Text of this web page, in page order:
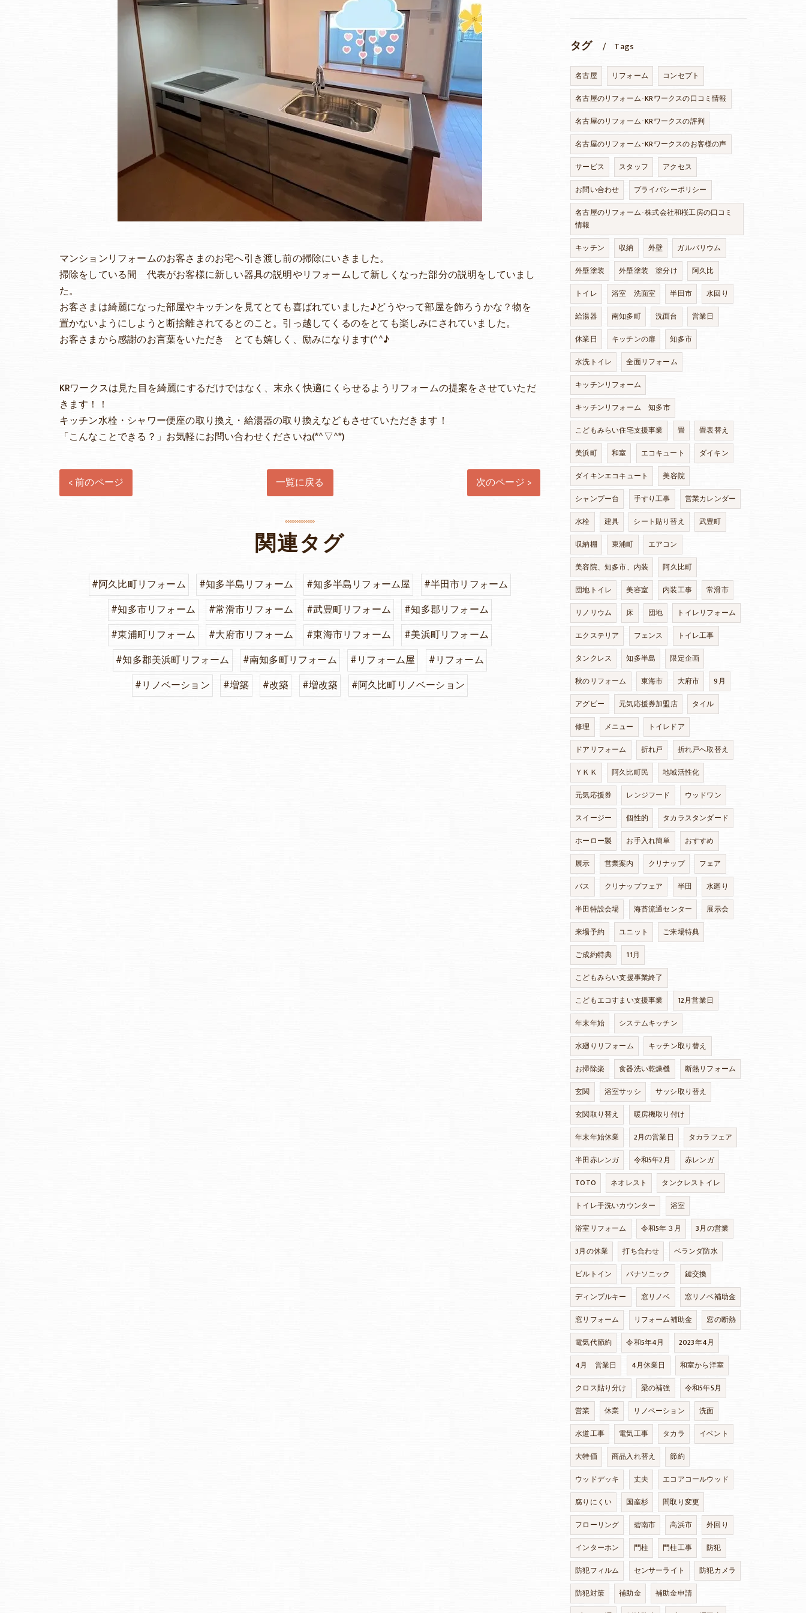
マンションリフォームのお客さまのお宅へ引き渡し前の掃除にいきました。
掃除をしている間 代表がお客様に新しい器具の説明やリフォームして新しくなった部分の説明をしていまし
た。
お客さまは綺麗になった部屋やキッチンを見てとても喜ばれていました♪どうやって部屋を飾ろうかな？物を
置かないようにしようと断捨離されてるとのこと。引っ越してくるのをとても楽しみにされていました。
お客さまから感謝のお言葉をいただき とても嬉しく、励みになります(^^♪
KRワークスは見た目を綺麗にするだけではなく、末永く快適にくらせるようリフォームの提案をさせていただ
きます！！
キッチン水栓・シャワー便座の取り換え・給湯器の取り換えなどもさせていただきます！
「こんなことできる？」お気軽にお問い合わせくださいね(*^▽^*)
< 前のページ 一覧に戻る 次のページ >
関連タグ
#阿久比町リフォーム #知多半島リフォーム #知多半島リフォーム屋
#半田市リフォーム
#知多市リフォーム
#常滑市リフォーム #武豊町リフォーム
#知多郡リフォーム
#東浦町リフォーム
#大府市リフォーム #東海市リフォーム
#美浜町リフォーム
#知多郡美浜町リフォーム
#南知多町リフォーム #リフォーム屋
#リフォーム
#リノベーション
#増築 #改築 #増改築 #阿久比町リノベーション
タグ Tags
名古屋 リフォーム
コンセプト
名古屋のリフォーム･KRワークスの口コミ情報
名古屋のリフォーム･KRワークスの評判
名古屋のリフォーム･KRワークスのお客様の声
サービス
スタッフ
アクセス
お問い合わせ
プライバシーポリシー
名古屋のリフォーム･株式会社和桜工房の口コミ
情報
キッチン
収納 外壁
ガルバリウム
外壁塗装
外壁塗装 塗分け
阿久比
トイレ
浴室 洗面室 半田市
水回り
給湯器
南知多町 洗面台
営業日
休業日
キッチンの扉
知多市
水洗トイレ
全面リフォーム
キッチンリフォーム
キッチンリフォーム 知多市
こどもみらい住宅支援事業
畳
畳表替え
美浜町
和室 エコキュート
ダイキン
ダイキンエコキュート
美容院
シャンプー台
手すり工事
営業カレンダー
水栓
建具 シート貼り替え
武豊町
収納棚
東浦町
エアコン
美容院、知多市、内装
阿久比町
団地トイレ
美容室 内装工事
常滑市
リノリウム
床 団地
トイレリフォーム
エクステリア
フェンス
トイレ工事
タンクレス
知多半島
限定企画
秋のリフォーム
東海市 大府市
9月
アグピー
元気応援券加盟店
タイル
修理
メニュー
トイレドア
ドアリフォーム
折れ戸
折れ戸へ取替え
ＹＫＫ
阿久比町民
地域活性化
元気応援券
レンジフード
ウッドワン
スイージー
個性的
タカラスタンダード
ホーロー製
お手入れ簡単
おすすめ
展示
営業案内 クリナップ
フェア
バス
クリナップフェア 半田
水廻り
半田特設会場
海苔流通センター
展示会
来場予約
ユニット
ご来場特典
ご成約特典
11月
こどもみらい支援事業終了
こどもエコすまい支援事業
12月営業日
年末年始
システムキッチン
水廻りリフォーム
キッチン取り替え
お掃除楽
食器洗い乾燥機
断熱リフォーム
玄関
浴室サッシ
サッシ取り替え
玄関取り替え
暖房機取り付け
年末年始休業
2月の営業日
タカラフェア
半田赤レンガ
令和5年2月
赤レンガ
TOTO
ネオレスト
タンクレストイレ
トイレ手洗いカウンター
浴室
浴室リフォーム
令和5年３月
3月の営業
3月の休業
打ち合わせ
ベランダ防水
ビルトイン
パナソニック
鍵交換
ディンプルキー
窓リノベ
窓リノベ補助金
窓リフォーム
リフォーム補助金
窓の断熱
電気代節約
令和5年4月
2023年4月
4月 営業日
4月休業日
和室から洋室
クロス貼り分け
梁の補強
令和5年5月
営業
休業 リノベーション
洗面
水道工事
電気工事 タカラ
イベント
大特価
商品入れ替え
節約
ウッドデッキ
丈夫
エコアコールウッド
腐りにくい
国産杉
間取り変更
フローリング
碧南市 高浜市
外回り
インターホン
門柱 門柱工事
防犯
防犯フィルム
センサーライト
防犯カメラ
防犯対策
補助金
補助金申請